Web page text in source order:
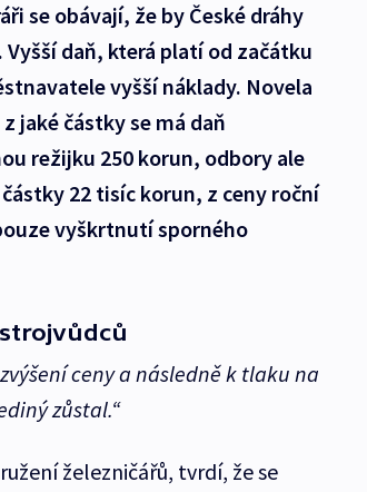
se obávají, že by České dráhy
daň, která platí od začátku
vyšší náklady. Novela
jaké částky se má daň
režijku 250 korun, odbory ale
22 tisíc korun, z ceny roční
vyškrtnutí sporného
ceny a následně k tlaku na
zůstal.“
železničářů, tvrdí, že se